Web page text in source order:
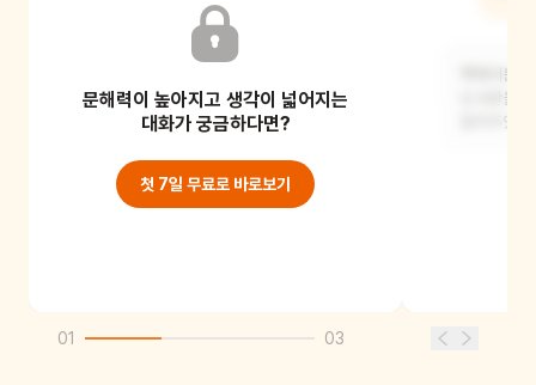
도서관에서 무엇을 할 수 있는지에 대해
주로 다루고
문해력이 높아지고 생각이 넓어지는
대화가 궁금하다면?
첫 7일 무료로 바로보기
책에서는
도서관을
알려주었
01 03